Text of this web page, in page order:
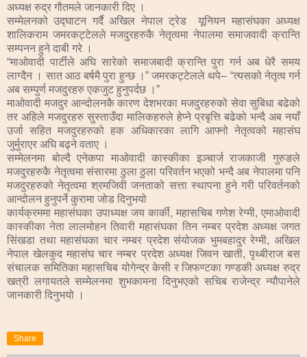
अध्यक्ष रुद्र गौतमले जानकारी दिए ।
सम्मेलनको उद्घाटन गर्दै अखिल नेपाल ट्रेड यूनियन महासंघका अध्यक्ष
शालिकराम जमरकट्टेलले मजदुरहरुकै नेतृत्वमा नेपालमा समाजवादी क्रान्ति
सम्पनन हुने दाबी गरे ।
“माओवादी पार्टीले अघि सारेको समाजबादी क्रान्ति पुरा गर्न अब धेरै समय
लाग्दैन । सात आठ बर्षमै पुरा हुन्छ ।” जमरकट्टेलले थपे– “त्यसको नेतृत्व गर्न
अब सम्पुर्ण मजदुरहरु एकजुट हुनुपर्दछ ।”
माओवादी मजदुर आन्दोलनकै कारण देशभरका मजदुरहरुको सेवा सुबिधा बढेको
तर अहिले मजदुरहरु सुस्ताउँदा मालिकहरुले हेप्ने प्रबृत्ति बढेको भन्दै अब नयाँ
उर्जा सहित मजदुरहरुको हक अधिकारका लागि आफ्नो नेतृत्वको महासंघ
जुर्मुराएर अघि बढ्ने वताए ।
सम्मेलनमा बोल्दै एनेकपा माओवादी कास्कीका इञ्चार्ज राजकाजी गुरुङले
मजदुरहरुकै नेतृत्वमा संसारमा ठुला ठुला परिवर्तन भएको भन्दै अब नेपालमा पनि
मजदुरहरुको नेतृत्वमा श्रमजिवी जनताको सत्ता स्थापना हुने गरी परिवर्तनको
आन्दोलन हुनुपर्ने कुरामा जोड दिनुभयो
कार्यक्रममा महासंघका उपाध्यक्ष जय कार्की, महासचिब गणेश रेग्मी, एमाओवादी
कास्कीका नेता लालमोहन तिवारी महासंघका तिन नम्बर प्रदेश अध्यक्ष जगत
सिंखडा तथा महासंघका चार नम्बर प्रदेश संयोजक भुमबहादुर रेग्मी, अखिल
नेपाल खेलकुद महासंघ चार नम्बर प्रदेश अध्यक्ष जिवन खाती, पृथ्बीराज बस
संचालक समितिका महासचिब योगेन्द्र केसी र जिफण्टका गण्डकी अध्यक्ष रुद्र
खत्री लगायतले सम्मेलनमा शुभकामना दिनुभएको सचिब राजेन्द्र न्यौपानेले
जानकारी दिनुभयो ।
Share